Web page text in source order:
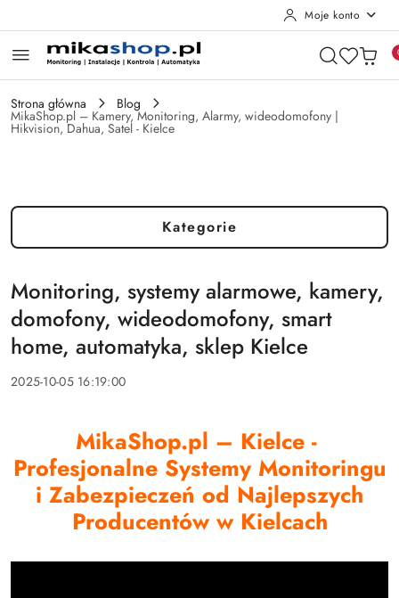
Moje konto
Strona główna Blog
MikaShop.pl – Kamery, Monitoring, Alarmy, wideodomofony |
Hikvision, Dahua, Satel - Kielce
Kategorie
Monitoring, systemy alarmowe, kamery,
domofony, wideodomofony, smart
home, automatyka, sklep Kielce
2025-10-05 16:19:00
MikaShop.pl – Kielce -
Profesjonalne Systemy Monitoringu
i Zabezpieczeń od Najlepszych
Producentów w Kielcach